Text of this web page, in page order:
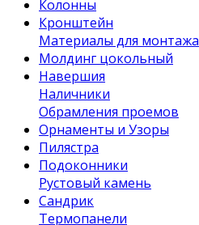
Колонны
Кронштейн
Материалы для монтажа
Молдинг цокольный
Навершия
Наличники
Обрамления проемов
Орнаменты и Узоры
Пилястра
Подоконники
Рустовый камень
Сандрик
Термопанели